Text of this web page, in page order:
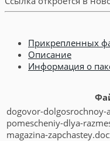
Прикрепленных
Описание
Информация о
dogovor-dolgosrochnoy-
pomescheniy-dlya-
magazina-